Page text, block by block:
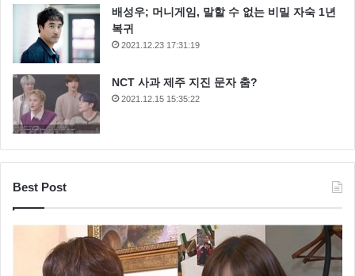
배성우; 머니게임, 말할 수 없는 비밀 자숙 1년
복귀
2021.12.23 17:31:19
NCT 사과 제주 지진 문자 춤?
2021.12.15 15:35:22
Best Post